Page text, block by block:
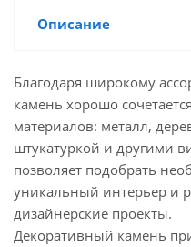
Описание
Благодаря широкому
камень хорошо
материалов: металл,
штукатуркой и другими
позволяет подобрать
уникальный интерьер и
дизайнерские проекты.
Декоративный камень